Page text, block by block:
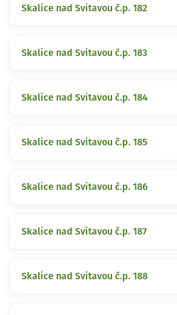
Skalice nad Svitavou č.p. 182
Skalice nad Svitavou č.p. 183
Skalice nad Svitavou č.p. 184
Skalice nad Svitavou č.p. 185
Skalice nad Svitavou č.p. 186
Skalice nad Svitavou č.p. 187
Skalice nad Svitavou č.p. 188